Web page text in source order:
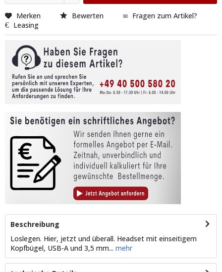
Merken Bewerten
Fragen zum Artikel?
Leasing
Beschreibung
Loslegen. Hier, jetzt und überall. Headset mit einseitigem
Kopfbügel, USB-A und 3,5 mm... mehr